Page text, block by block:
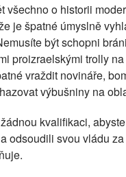
všechno o historii
je špatné úmyslně
být schopni
proizraelskými trolly
vraždit novináře,
výbušniny na
kvalifikaci,
odsoudili svou vládu